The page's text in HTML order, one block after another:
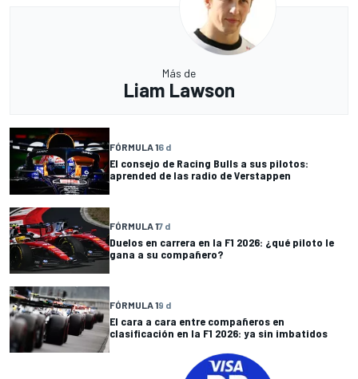
Más de
Liam Lawson
FÓRMULA 16 d
El consejo de Racing Bulls a sus pilotos:
aprended de las radio de Verstappen
FÓRMULA 17 d
Duelos en carrera en la F1 2026: ¿qué piloto le
gana a su compañero?
FÓRMULA 19 d
El cara a cara entre compañeros en
clasificación en la F1 2026: ya sin imbatidos